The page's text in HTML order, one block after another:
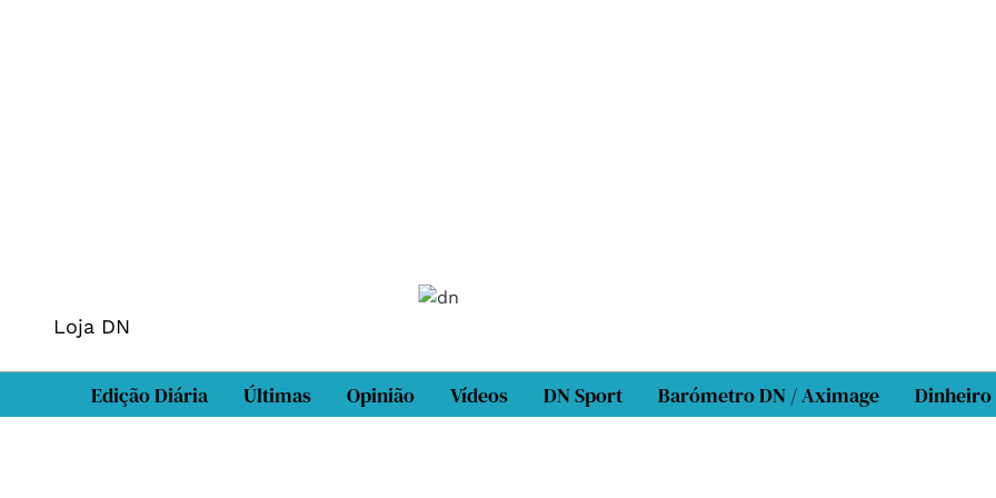
Loja DN
Edição Diária Últimas Opinião Vídeos DN Sport Barómetro DN / Aximage Dinheiro